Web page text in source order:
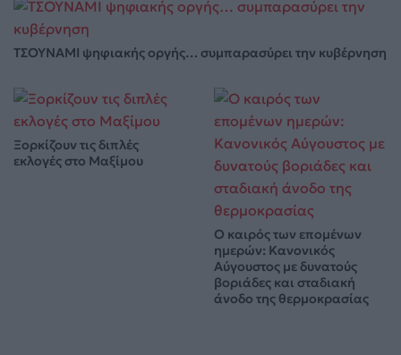
ΤΣΟΥΝΑΜΙ ψηφιακής οργής… συμπαρασύρει την κυβέρνηση
Ξορκίζουν τις διπλές
εκλογές στο Μαξίμου
Ο καιρός των επομένων
ημερών: Κανονικός
Αύγουστος με δυνατούς
βοριάδες και σταδιακή
άνοδο της θερμοκρασίας